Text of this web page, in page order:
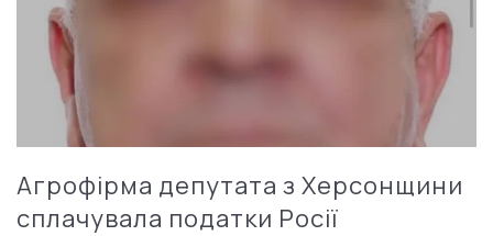
Агрофірма депутата з Херсонщини
сплачувала податки Росії